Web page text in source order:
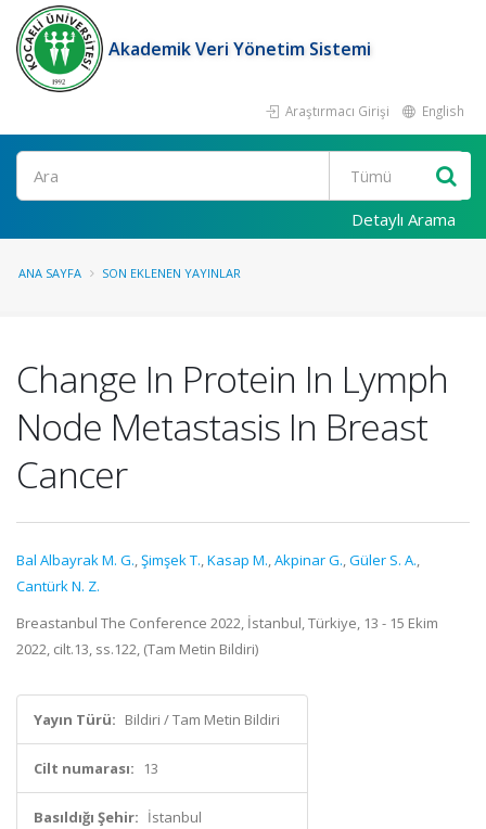
Akademik Veri Yönetim Sistemi
Araştırmacı Girişi English
Ara
Detaylı Arama
ANA SAYFA SON EKLENEN YAYINLAR
Change In Protein In Lymph
Node Metastasis In Breast
Cancer
Bal Albayrak M. G.,Şimşek T.,Kasap M.,Akpinar G.,Güler S. A.,
Cantürk N. Z.
Breastanbul The Conference 2022, İstanbul, Türkiye, 13 - 15 Ekim
2022, cilt.13, ss.122, (Tam Metin Bildiri)
Yayın Türü: Bildiri / Tam Metin Bildiri
Cilt numarası: 13
Basıldığı Şehir: İstanbul